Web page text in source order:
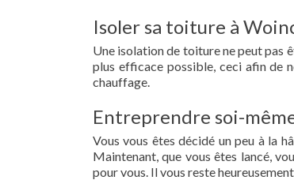
Isoler sa toiture à
Une isolation de toiture ne peut pas
plus efficace possible, ceci afin de
chauffage.
Entreprendre soi-
Vous vous êtes décidé un peu à la
Maintenant, que vous êtes lancé,
pour vous. Il vous reste